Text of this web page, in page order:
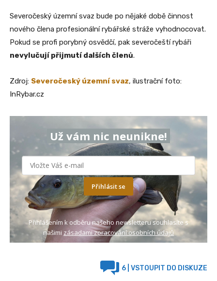
Severočeský územní svaz bude po nějaké době činnost
nového člena profesionální rybářské stráže vyhodnocovat.
Pokud se profi porybný osvědčí, pak severočeští rybáři
nevylučují přijmutí dalších členů.
Zdroj: Severočeský územní svaz, ilustrační foto:
InRybar.cz
Už vám nic neunikne!
Přihlásit se
Přihlášením k odběru našeho newsletteru souhlasíte s
našimi zásadami zpracování osobních údajů
6 | VSTOUPIT DO DISKUZE